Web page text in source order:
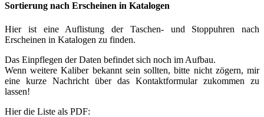
Sortierung nach Erscheinen in Katalogen
Hier ist eine Auflistung der Taschen- und Stoppuhren nach
Erscheinen in Katalogen zu finden.
Das Einpflegen der Daten befindet sich noch im Aufbau.
Wenn weitere Kaliber bekannt sein sollten, bitte nicht zögern, mir
eine kurze Nachricht über das Kontaktformular zukommen zu
lassen!
Hier die Liste als PDF: